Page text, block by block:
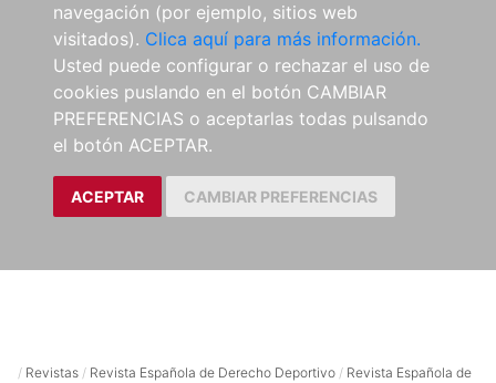
navegación (por ejemplo, sitios web
visitados). Clica aquí para más información.
Usted puede configurar o rechazar el uso de
cookies puslando en el botón CAMBIAR
PREFERENCIAS o aceptarlas todas pulsando
el botón ACEPTAR.
ACEPTAR CAMBIAR PREFERENCIAS
/ Revistas / Revista Española de Derecho Deportivo / Revista Española de